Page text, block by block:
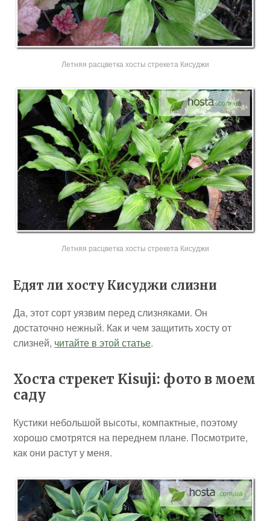
Летняя расцветка хосты стрекета Кисуджи
Летняя расцветка хосты стрекета Кисуджи
Едят ли хосту Кисуджи слизни
Да, этот сорт уязвим перед слизняками. Он
достаточно нежный. Как и чем защитить хосту от
слизней, читайте в этой статье.
Хоста стрекет Kisuji: фото в моем
саду
Кустики небольшой высоты, компактные, поэтому
хорошо смотрятся на переднем плане. Посмотрите,
как они растут у меня.